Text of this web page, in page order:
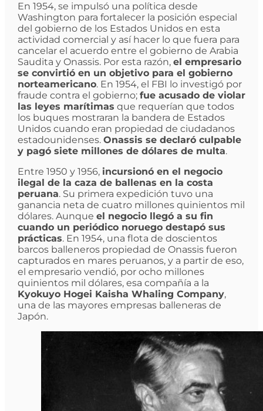
En 1954, se impulsó una política desde
Washington para fortalecer la posición especial
del gobierno de los Estados Unidos en esta
actividad comercial y así hacer lo que fuera para
cancelar el acuerdo entre el gobierno de Arabia
Saudita y Onassis. Por esta razón, el empresario
se convirtió en un objetivo para el gobierno
norteamericano. En 1954, el FBI lo investigó por
fraude contra el gobierno; fue acusado de violar
las leyes marítimas que requerían que todos
los buques mostraran la bandera de Estados
Unidos cuando eran propiedad de ciudadanos
estadounidenses. Onassis se declaró culpable
y pagó siete millones de dólares de multa.
Entre 1950 y 1956, incursionó en el negocio
ilegal de la caza de ballenas en la costa
peruana. Su primera expedición tuvo una
ganancia neta de cuatro millones quinientos mil
dólares. Aunque el negocio llegó a su fin
cuando un periódico noruego destapó sus
prácticas. En 1954, una flota de doscientos
barcos balleneros propiedad de Onassis fueron
capturados en mares peruanos, y a partir de eso,
el empresario vendió, por ocho millones
quinientos mil dólares, esa compañía a la
Kyokuyo Hogei Kaisha Whaling Company,
una de las mayores empresas balleneras de
Japón.